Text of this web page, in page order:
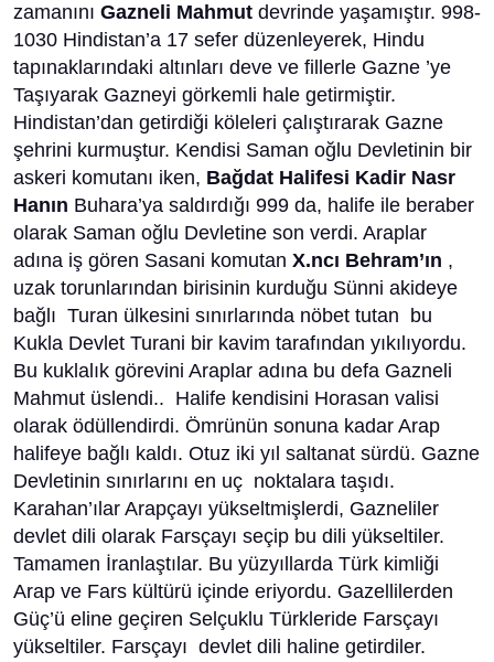
zamanını Gazneli Mahmut devrinde yaşamıştır. 998-
1030 Hindistan’a 17 sefer düzenleyerek, Hindu
tapınaklarındaki altınları deve ve fillerle Gazne ’ye
Taşıyarak Gazneyi görkemli hale getirmiştir.
Hindistan’dan getirdiği köleleri çalıştırarak Gazne
şehrini kurmuştur. Kendisi Saman oğlu Devletinin bir
askeri komutanı iken, Bağdat Halifesi Kadir Nasr
Hanın Buhara’ya saldırdığı 999 da, halife ile beraber
olarak Saman oğlu Devletine son verdi. Araplar
adına iş gören Sasani komutan X.ncı Behram’ın ,
uzak torunlarından birisinin kurduğu Sünni akideye
bağlı Turan ülkesini sınırlarında nöbet tutan bu
Kukla Devlet Turani bir kavim tarafından yıkılıyordu.
Bu kuklalık görevini Araplar adına bu defa Gazneli
Mahmut üslendi.. Halife kendisini Horasan valisi
olarak ödüllendirdi. Ömrünün sonuna kadar Arap
halifeye bağlı kaldı. Otuz iki yıl saltanat sürdü. Gazne
Devletinin sınırlarını en uç noktalara taşıdı.
Karahan’ılar Arapçayı yükseltmişlerdi, Gazneliler
devlet dili olarak Farsçayı seçip bu dili yükseltiler.
Tamamen İranlaştılar. Bu yüzyıllarda Türk kimliği
Arap ve Fars kültürü içinde eriyordu. Gazellilerden
Güç’ü eline geçiren Selçuklu Türkleride Farsçayı
yükseltiler. Farsçayı devlet dili haline getirdiler.